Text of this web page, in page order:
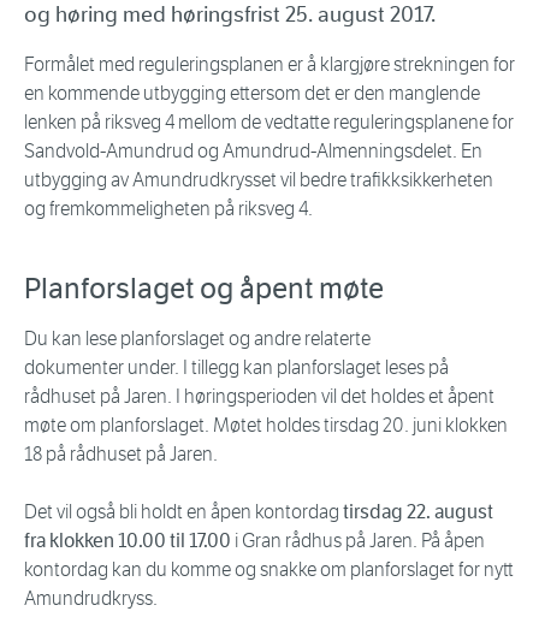
og høring med høringsfrist 25. august 2017.
Formålet med reguleringsplanen er å klargjøre strekningen for
en kommende utbygging ettersom det er den manglende
lenken på riksveg 4 mellom de vedtatte reguleringsplanene for
Sandvold-Amundrud og Amundrud-Almenningsdelet. En
utbygging av Amundrudkrysset vil bedre trafikksikkerheten
og fremkommeligheten på riksveg 4.
Planforslaget og åpent møte
Du kan lese planforslaget og andre relaterte
dokumenter under. I tillegg kan planforslaget leses på
rådhuset på Jaren. I høringsperioden vil det holdes et åpent
møte om planforslaget. Møtet holdes tirsdag 20. juni klokken
18 på rådhuset på Jaren.
Det vil også bli holdt en åpen kontordag tirsdag 22. august
fra klokken 10.00 til 17.00 i Gran rådhus på Jaren. På åpen
kontordag kan du komme og snakke om planforslaget for nytt
Amundrudkryss.